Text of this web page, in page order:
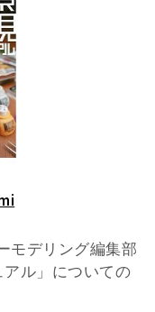
モデリング編集部
ル」についての